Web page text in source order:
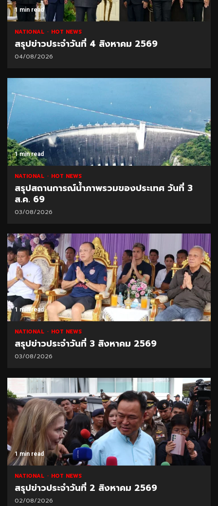
1 min read
NATIONAL HOT NEWS
สรุปข่าวประจำวันที่ 4 สิงหาคม 2569
04/08/2026
1 min read
NATIONAL HOT NEWS
สรุปสถานการณ์น้ำภาพรวมของประเทศ วันที่ 3
ส.ค. 69
03/08/2026
1 min read
NATIONAL HOT NEWS
สรุปข่าวประจำวันที่ 3 สิงหาคม 2569
03/08/2026
1 min read
NATIONAL HOT NEWS
สรุปข่าวประจำวันที่ 2 สิงหาคม 2569
02/08/2026